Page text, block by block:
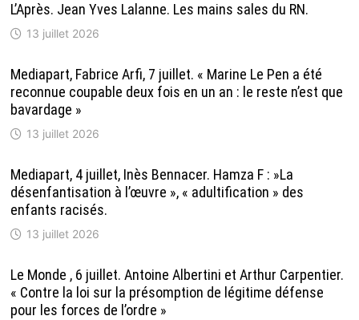
L’Après. Jean Yves Lalanne. Les mains sales du RN.
13 juillet 2026
Mediapart, Fabrice Arfi, 7 juillet. « Marine Le Pen a été
reconnue coupable deux fois en un an : le reste n’est que
bavardage »
13 juillet 2026
Mediapart, 4 juillet, Inès Bennacer. Hamza F : »La
désenfantisation à l’œuvre », « adultification » des
enfants racisés.
13 juillet 2026
Le Monde , 6 juillet. Antoine Albertini et Arthur Carpentier.
« Contre la loi sur la présomption de légitime défense
pour les forces de l’ordre »